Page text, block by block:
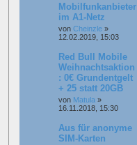
Mobilfunkanbieter
im A1-Netz
von Cheinzle »
12.02.2019, 15:03
Red Bull Mobile
Weihnachtsaktion
: 0€ Grundentgelt
+ 25 statt 20GB
von Matula »
16.11.2018, 15:30
Aus für anonyme
SIM-Karten